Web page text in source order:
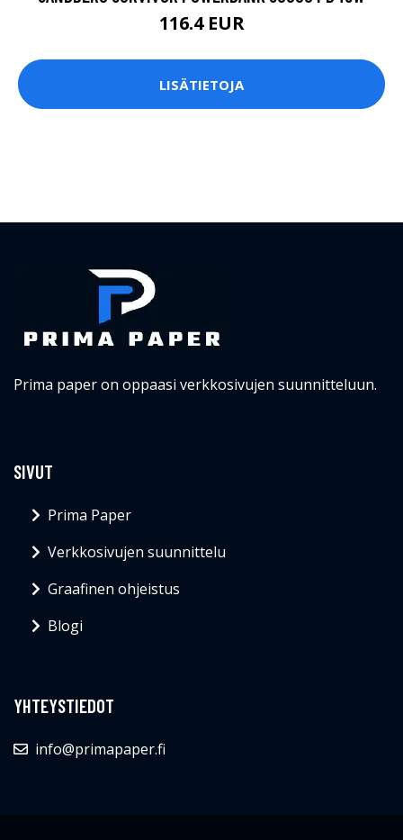
116.4 EUR
LISÄTIETOJA
Prima paper on oppaasi verkkosivujen suunnitteluun.
SIVUT
Prima Paper
Verkkosivujen suunnittelu
Graafinen ohjeistus
Blogi
YHTEYSTIEDOT
info@primapaper.fi